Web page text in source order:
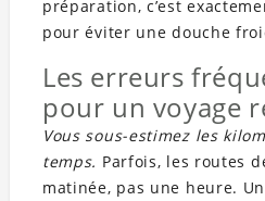
préparation, c’est
pour éviter une douche
Les erreurs
pour un voyage
Vous sous-estimez les
temps. Parfois, les routes
matinée, pas une heure.